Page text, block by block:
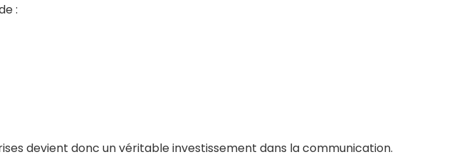
:
devient donc un véritable investissement dans la communication.